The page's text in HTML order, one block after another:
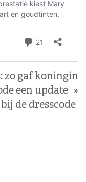
zo gaf koningin
een update »
de dresscode